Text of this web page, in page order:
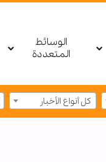
الوسائط
المتعددة
كل أنواع الأخبار